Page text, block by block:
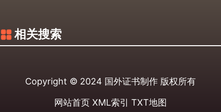
相关搜索
Copyright © 2024 国外证书制作 版权所有
网站首页 XML索引 TXT地图